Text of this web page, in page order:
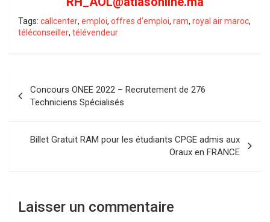
Tags: callcenter, emploi, offres d'emploi, ram, royal air maroc,
téléconseiller, télévendeur
de
l’article
Concours ONEE 2022 – Recrutement de 276
Techniciens Spécialisés
Billet Gratuit RAM pour les étudiants CPGE admis aux
Oraux en FRANCE
Laisser un commentaire